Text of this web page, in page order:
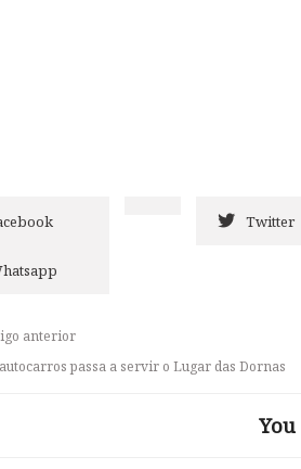
Twitter
anterior
passa a servir o Lugar das Dornas